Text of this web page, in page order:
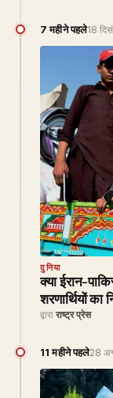
7 महीने पहले18
दुनिया
क्या ईरान-
शरणार्थियों का
द्वारा राष्ट्र प्रेस
11 महीने पहले28